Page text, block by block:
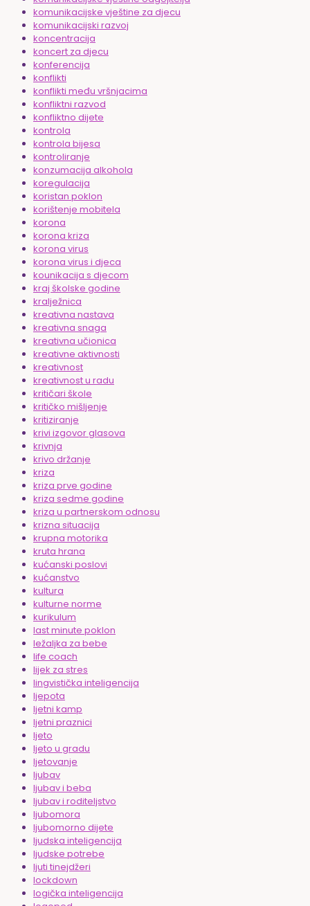
komunikacijske vještine za djecu
komunikacijski razvoj
koncentracija
koncert za djecu
konferencija
konflikti
konflikti među vršnjacima
konfliktni razvod
konfliktno dijete
kontrola
kontrola bijesa
kontroliranje
konzumacija alkohola
koregulacija
koristan poklon
korištenje mobitela
korona
korona kriza
korona virus
korona virus i djeca
kounikacija s djecom
kraj školske godine
kralježnica
kreativna nastava
kreativna snaga
kreativna učionica
kreativne aktivnosti
kreativnost
kreativnost u radu
kritičari škole
kritičko mišljenje
kritiziranje
krivi izgovor glasova
krivnja
krivo držanje
kriza
kriza prve godine
kriza sedme godine
kriza u partnerskom odnosu
krizna situacija
krupna motorika
kruta hrana
kućanski poslovi
kućanstvo
kultura
kulturne norme
kurikulum
last minute poklon
ležaljka za bebe
life coach
lijek za stres
lingvistička inteligencija
ljepota
ljetni kamp
ljetni praznici
ljeto
ljeto u gradu
ljetovanje
ljubav
ljubav i beba
ljubav i roditeljstvo
ljubomora
ljubomorno dijete
ljudska inteligencija
ljudske potrebe
ljuti tinejdžeri
lockdown
logička inteligencija